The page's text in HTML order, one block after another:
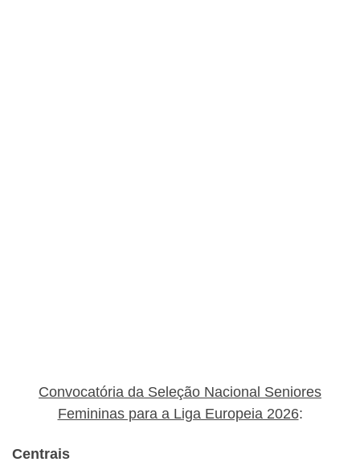
Convocatória da Seleção Nacional Seniores
Femininas para a Liga Europeia 2026:
Centrais